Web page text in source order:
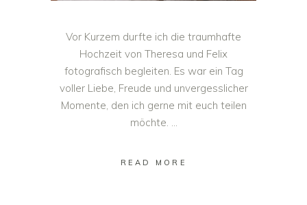
Vor Kurzem durfte ich die traumhafte
Hochzeit von Theresa und Felix
fotografisch begleiten. Es war ein Tag
voller Liebe, Freude und unvergesslicher
Momente, den ich gerne mit euch teilen
möchte.
READ MORE